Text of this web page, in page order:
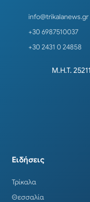
info@trikalanews.gr
+30 6987510037
+30 2431 0 24858
Μ.Η.Τ.
Ειδήσεις
Τρίκαλα
Θεσσαλία